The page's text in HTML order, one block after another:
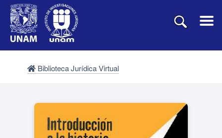
Biblioteca Jurídica Virtual